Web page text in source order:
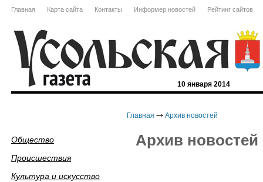
Главная Карта сайта Контакты Информер новостей Рейтинг сайтов
10 января 2014
Общество
Происшествия
Культура и искусство
Главная Архив новостей
Архив новостей